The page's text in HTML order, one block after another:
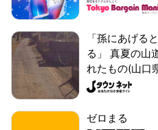
「孫にあげる
る」 真夏の山
れたもの(山口
ゼロまる